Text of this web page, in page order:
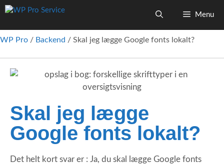
Menu
WP Pro / Backend / Skal jeg lægge Google fonts lokalt?
Skal jeg lægge
Google fonts lokalt?
Det helt kort svar er : Ja, du skal lægge Google fonts